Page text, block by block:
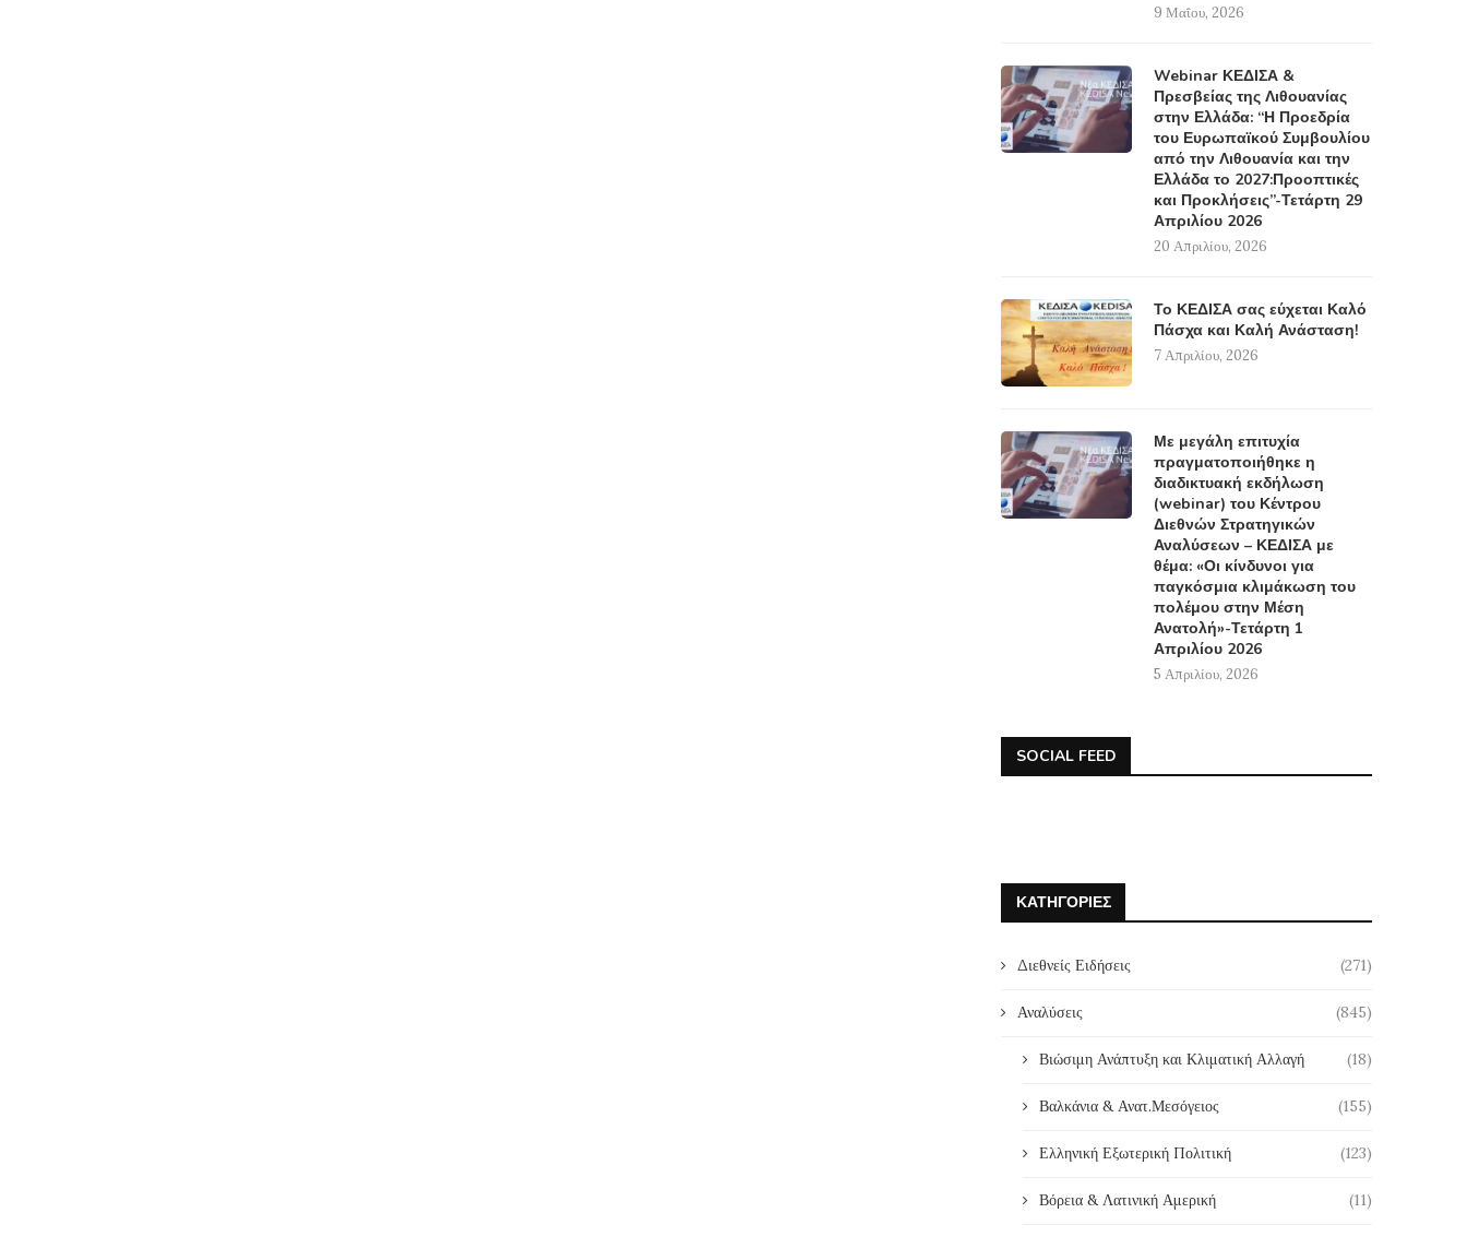
9 Μαΐου, 2026
Webinar ΚΕΔΙΣΑ &
Πρεσβείας της Λιθουανίας
στην Ελλάδα: “Η Προεδρία
του Ευρωπαϊκού Συμβουλίου
από την Λιθουανία και την
Ελλάδα το 2027:Προοπτικές
και Προκλήσεις”-Τετάρτη 29
Απριλίου 2026
20 Απριλίου, 2026
Το ΚΕΔΙΣΑ σας εύχεται Καλό
Πάσχα και Καλή Ανάσταση!
7 Απριλίου, 2026
Με μεγάλη επιτυχία
πραγματοποιήθηκε η
διαδικτυακή εκδήλωση
(webinar) του Κέντρου
Διεθνών Στρατηγικών
Αναλύσεων – ΚΕΔΙΣΑ με
θέμα: «Οι κίνδυνοι για
παγκόσμια κλιμάκωση του
πολέμου στην Μέση
Ανατολή»-Τετάρτη 1
Απριλίου 2026
5 Απριλίου, 2026
SOCIAL FEED
ΚΑΤΗΓΟΡΊΕΣ
Διεθνείς Ειδήσεις (271)
Αναλύσεις (845)
Βιώσιμη Ανάπτυξη και Κλιματική Αλλαγή (18)
Βαλκάνια & Ανατ.Μεσόγειος (155)
Ελληνική Εξωτερική Πολιτική (123)
Βόρεια & Λατινική Αμερική (11)